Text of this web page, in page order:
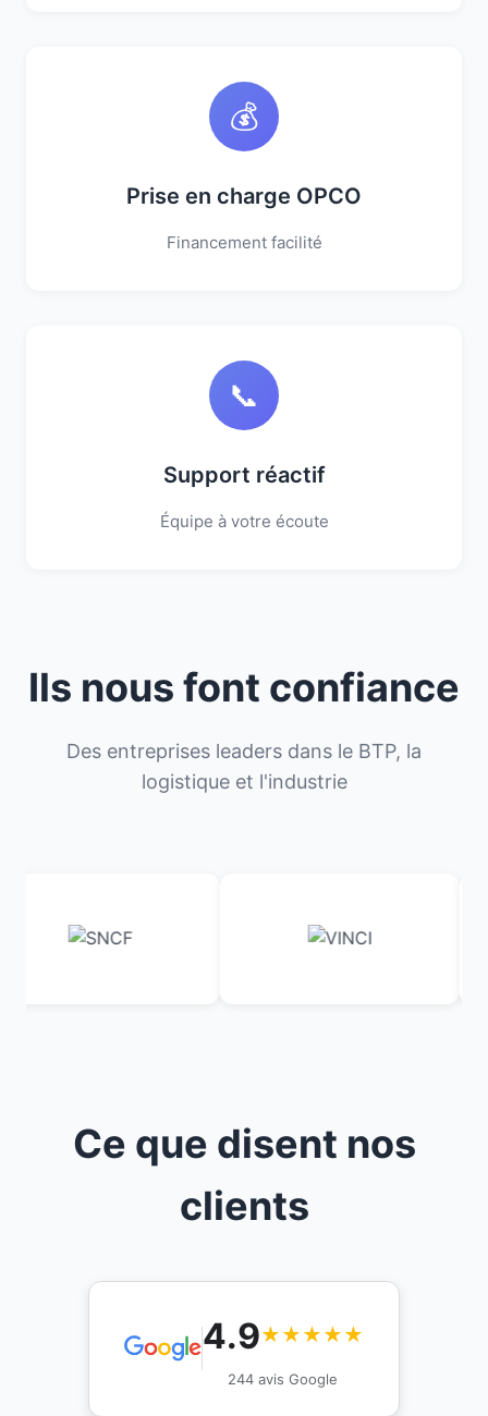
💰
Prise en charge OPCO
Financement facilité
📞
Support réactif
Équipe à votre écoute
Ils nous font confiance
Des entreprises leaders dans le BTP, la
logistique et l'industrie
Ce que disent nos
clients
4.9★★★★★
244 avis Google